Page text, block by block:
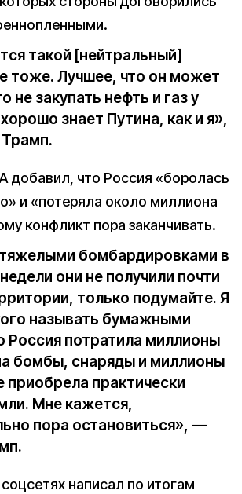
такой [нейтральный]
тоже. Лучшее, что он может
не закупать нефть и газ у
знает Путина, как и я»,
добавил, что Россия «боролась
и «потеряла около миллиона
конфликт пора заканчивать.
бомбардировками в
они не получили почти
только подумайте. Я
называть бумажными
Россия потратила миллионы
бомбы, снаряды и миллионы
приобрела практически
Мне кажется,
пора остановиться», —
написал по итогам